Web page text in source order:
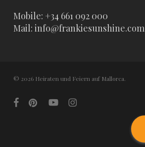
Mobile: +34 661 092 000
Mail: info@frankiesunshine.com
© 2026 Heiraten und Feiern auf Mallorca.
facebookpinterestyoutubeinstagram